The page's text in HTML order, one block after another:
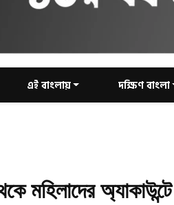
এই বাংলায় দক্ষিণ বাংলা
মহিলাদের